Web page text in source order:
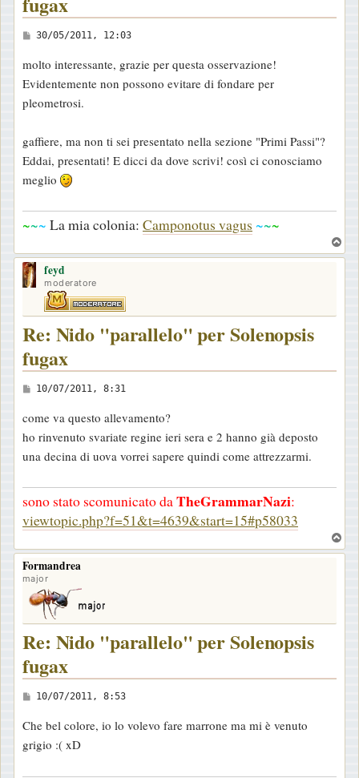
M
s
s
a
g
i
o
30/05/2011, 12:03
molto interessante, grazie per questa osservazione!
Evidentemente non possono evitare di fondare per
pleometrosi.
gaffiere, ma non ti sei presentato nella sezione "Primi Passi"?
Eddai, presentati! E dicci da dove scrivi! così ci conosciamo
meglio
~~~ La mia colonia: Camponotus vagus ~~~
o
feyd
moderatore
Re: Nido "parallelo" per Solenopsis
fugax
M
s
s
a
g
i
10/07/2011, 8:31
come va questo allevamento?
ho rinvenuto svariate regine ieri sera e 2 hanno già deposto
una decina di uova vorrei sapere quindi come attrezzarmi.
sono stato scomunicato daTheGrammarNazi:
viewtopic.php?f=51&t=4639&start=15#p58033
o
Formandrea
major
Re: Nido "parallelo" per Solenopsis
fugax
M
s
s
10/07/2011, 8:53
Che bel colore, io lo volevo fare marrone ma mi è venuto
grigio :( xD